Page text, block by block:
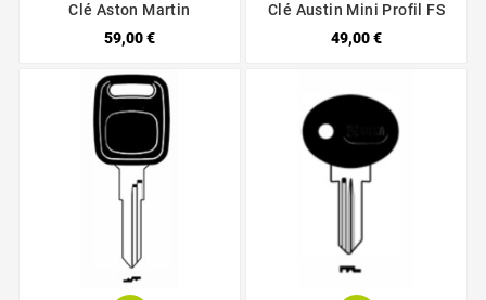
Clé Aston Martin
59,00 €
Clé Austin Mini Profil FS
49,00 €